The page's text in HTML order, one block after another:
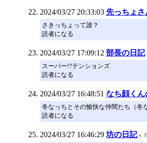
2024/03/27 20:33:03 先っちょさ
さきっちょって誰？
読者になる
2024/03/27 17:09:12 部長の日記
スーパー!?テンションズ
読者になる
2024/03/27 16:48:51 なち顔くん
冬なっちとその愉快な仲間たち（冬
読者になる
2024/03/27 16:46:29 坊の日記